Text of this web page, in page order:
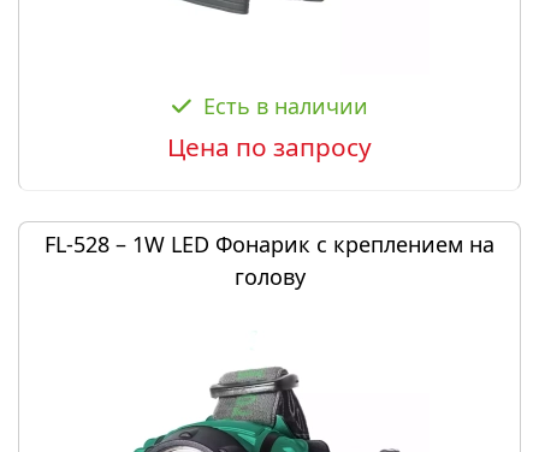
Есть в наличии
Цена по запросу
FL-528 – 1W LED Фонарик с креплением на
голову